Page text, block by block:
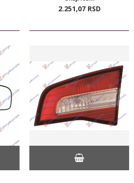
2.251,07 RSD